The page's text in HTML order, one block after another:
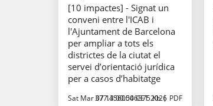
[10 impactes] - Signat un
conveni entre l'ICAB i
l'Ajuntament de Barcelona
per ampliar a tots els
districtes de la ciutat el
servei d’orientació jurídica
per a casos d’habitatge
Sat Mar 07 13:00:00 CET 2026
377.4560546875 Kb PDF